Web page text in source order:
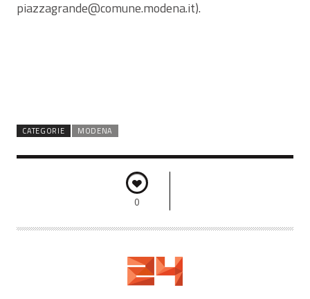
piazzagrande@comune.modena.it).
CATEGORIE MODENA
0